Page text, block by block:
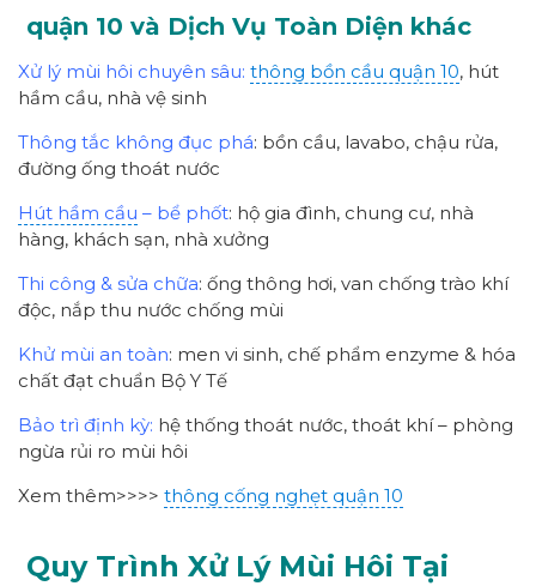
quận 10 và Dịch Vụ Toàn Diện khác
Xử lý mùi hôi chuyên sâu: thông bồn cầu quận 10, hút
hầm cầu, nhà vệ sinh
Thông tắc không đục phá: bồn cầu, lavabo, chậu rửa,
đường ống thoát nước
Hút hầm cầu – bể phốt: hộ gia đình, chung cư, nhà
hàng, khách sạn, nhà xưởng
Thi công & sửa chữa: ống thông hơi, van chống trào khí
độc, nắp thu nước chống mùi
Khử mùi an toàn: men vi sinh, chế phẩm enzyme & hóa
chất đạt chuẩn Bộ Y Tế
Bảo trì định kỳ: hệ thống thoát nước, thoát khí – phòng
ngừa rủi ro mùi hôi
Xem thêm>>>> thông cống nghẹt quận 10
Quy Trình Xử Lý Mùi Hôi Tại